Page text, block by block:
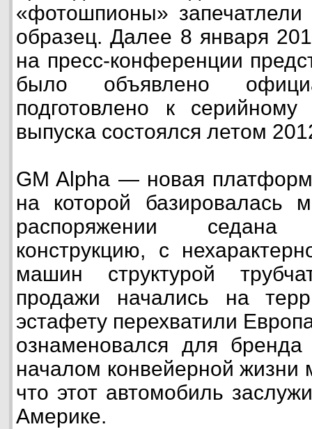
«фотошпионы»
образец. Далее 8 января
на пресс-конференции
было объявлено
подготовлено к серийному
выпуска состоялся летом
GM Alpha — новая
на которой базировалась
распоряжении
конструкцию, с
машин структурой
продажи начались на
эстафету перехватили
ознаменовался для
началом конвейерной жизни
что этот автомобиль
Америке.